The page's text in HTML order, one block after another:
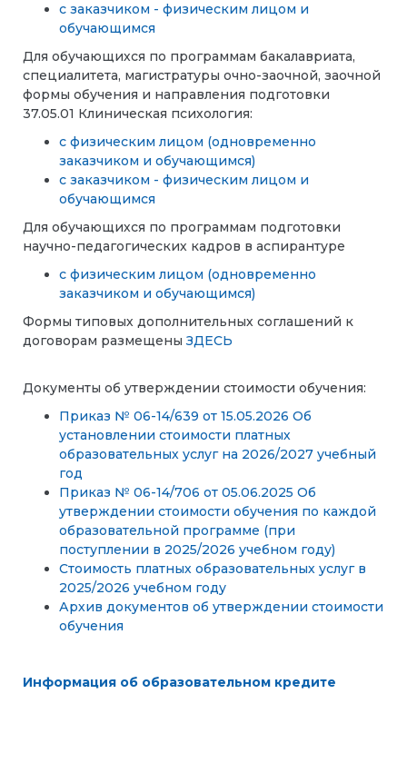
с заказчиком - физическим лицом и
обучающимся
Для обучающихся по программам бакалавриата,
специалитета, магистратуры очно-заочной, заочной
формы обучения и направления подготовки
37.05.01 Клиническая психология:
с физическим лицом (одновременно
заказчиком и обучающимся)
с заказчиком - физическим лицом и
обучающимся
Для обучающихся по программам подготовки
научно-педагогических кадров в аспирантуре
с физическим лицом (одновременно
заказчиком и обучающимся)
Формы типовых дополнительных соглашений к
договорам размещеныЗДЕСЬ
Документы об утверждении стоимости обучения:
Приказ № 06-14/639 от 15.05.2026 Об
установлении стоимости платных
образовательных услуг на 2026/2027 учебный
год
Приказ № 06-14/706 от 05.06.2025 Об
утверждении стоимости обучения по каждой
образовательной программе (при
поступлении в 2025/2026 учебном году)
Стоимость платных образовательных услуг в
2025/2026 учебном году
Архив документов об утверждении стоимости
обучения
Информация об образовательном кредите